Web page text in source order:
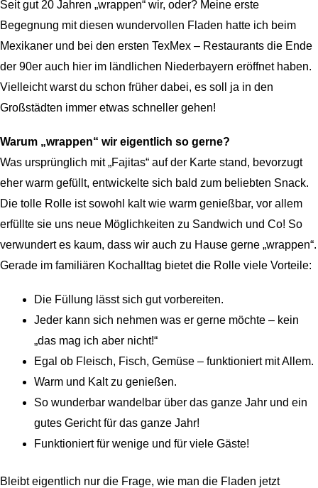
Seit gut 20 Jahren „wrappen“ wir, oder? Meine erste
Begegnung mit diesen wundervollen Fladen hatte ich beim
Mexikaner und bei den ersten TexMex – Restaurants die Ende
der 90er auch hier im ländlichen Niederbayern eröffnet haben.
Vielleicht warst du schon früher dabei, es soll ja in den
Großstädten immer etwas schneller gehen!
Warum „wrappen“ wir eigentlich so gerne?
Was ursprünglich mit „Fajitas“ auf der Karte stand, bevorzugt
eher warm gefüllt, entwickelte sich bald zum beliebten Snack.
Die tolle Rolle ist sowohl kalt wie warm genießbar, vor allem
erfüllte sie uns neue Möglichkeiten zu Sandwich und Co! So
verwundert es kaum, dass wir auch zu Hause gerne „wrappen“.
Gerade im familiären Kochalltag bietet die Rolle viele Vorteile:
Die Füllung lässt sich gut vorbereiten.
Jeder kann sich nehmen was er gerne möchte – kein
„das mag ich aber nicht!“
Egal ob Fleisch, Fisch, Gemüse – funktioniert mit Allem.
Warm und Kalt zu genießen.
So wunderbar wandelbar über das ganze Jahr und ein
gutes Gericht für das ganze Jahr!
Funktioniert für wenige und für viele Gäste!
Bleibt eigentlich nur die Frage, wie man die Fladen jetzt